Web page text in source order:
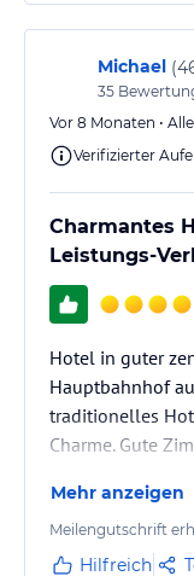
Michael (
35
Vor 8 Monaten •
Verifizierter
Charmantes
Leistungs-
Hotel in guter
Hauptbahnhof
traditionelles
Charme. Gute
Mitarbeitern.
Mehr anzeigen
Meilengutschrift
Hilfreich